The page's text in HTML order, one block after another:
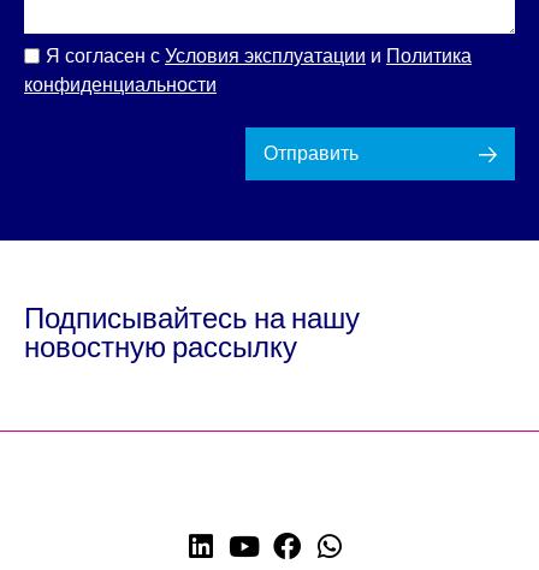
Я согласен сУсловия эксплуатации и Политика
конфиденциальности
Отправить
Подписывайтесь на нашу
новостную рассылку